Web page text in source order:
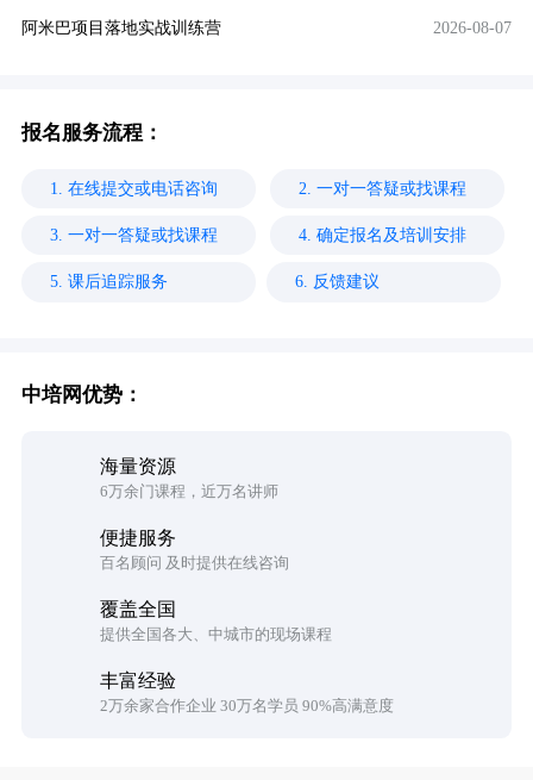
（DeepSeek版）
阿米巴项目落地实战训练营 2026-08-07
报名服务流程：
1. 在线提交或电话咨询 2. 一对一答疑或找课程
3. 一对一答疑或找课程 4. 确定报名及培训安排
5. 课后追踪服务 6. 反馈建议
中培网优势：
海量资源
6万余门课程，近万名讲师
便捷服务
百名顾问 及时提供在线咨询
覆盖全国
提供全国各大、中城市的现场课程
丰富经验
2万余家合作企业 30万名学员 90%高满意度